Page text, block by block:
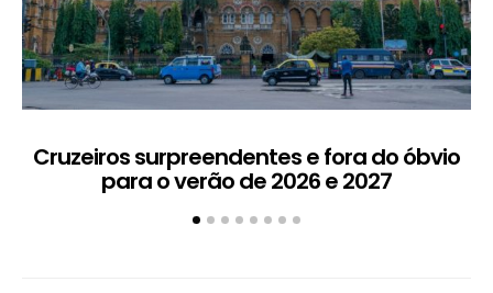
Cruzeiros surpreendentes e fora do óbvio
para o verão de 2026 e 2027